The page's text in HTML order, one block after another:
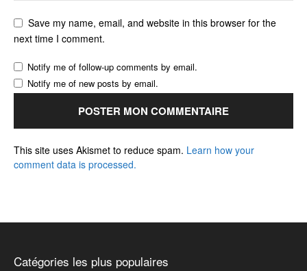
Save my name, email, and website in this browser for the
next time I comment.
Notify me of follow-up comments by email.
Notify me of new posts by email.
This site uses Akismet to reduce spam. Learn how your
comment data is processed.
Catégories les plus populaires